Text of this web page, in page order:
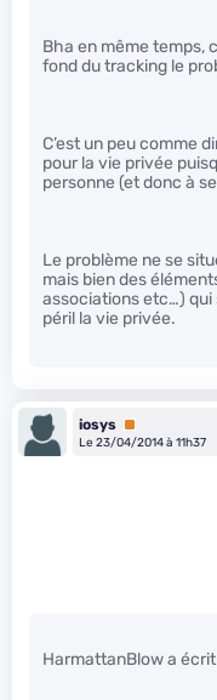
Bha en même temps,
fond du tracking le
C’est un peu comme
pour la vie privée
personne (et donc à
Le problème ne se
mais bien des
associations etc…)
péril la vie privée.
iosys Premium
Le 23/04/2014 à 11h37
HarmattanBlow a écrit